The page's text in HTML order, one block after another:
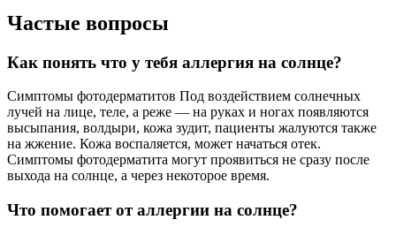
Частые вопросы
Как понять что у тебя аллергия на солнце?
Симптомы фотодерматитов Под воздействием солнечных
лучей на лице, теле, а реже — на руках и ногах появляются
высыпания, волдыри, кожа зудит, пациенты жалуются также
на жжение. Кожа воспаляется, может начаться отек.
Симптомы фотодерматита могут проявиться не сразу после
выхода на солнце, а через некоторое время.
Что помогает от аллергии на солнце?